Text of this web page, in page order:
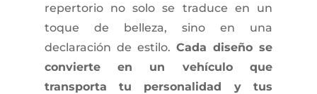
repertorio no solo se traduce en un
toque de belleza, sino en una
declaración de estilo.Cada diseño se
convierte en un vehículo que
transporta tu personalidad y tus